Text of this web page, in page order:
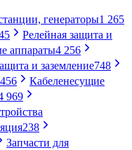
генераторы1 265
Релейная защита и
аппараты4 256
и заземление748
Кабеленесущие
969
238
Запчасти для